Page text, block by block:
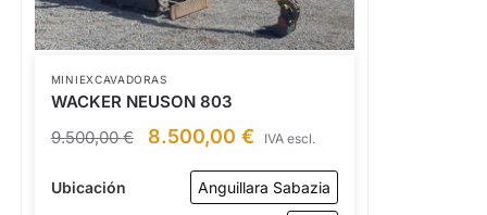
MINIEXCAVADORAS
WACKER NEUSON 803
9.500,00€ 8.500,00 € IVA escl.
Ubicación Anguillara Sabazia